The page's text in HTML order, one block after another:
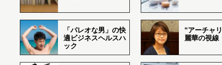
「パレオな男」の快
適ビジネスヘルスハ
ック
”アーチャ
麗華の視線